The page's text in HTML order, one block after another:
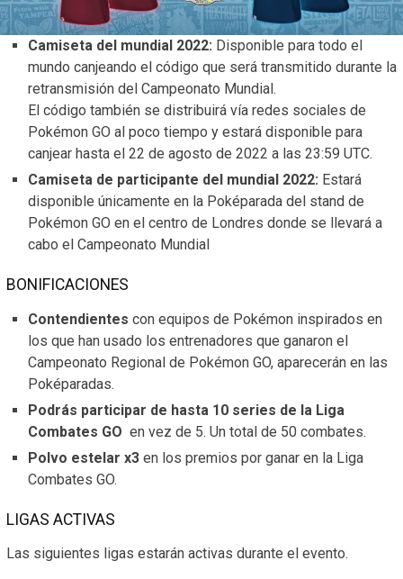
Camiseta del mundial 2022: Disponible para todo el
mundo canjeando el código que será transmitido durante la
retransmisión del Campeonato Mundial.
El código también se distribuirá vía redes sociales de
Pokémon GO al poco tiempo y estará disponible para
canjear hasta el 22 de agosto de 2022 a las 23:59 UTC.
Camiseta de participante del mundial 2022: Estará
disponible únicamente en la Poképarada del stand de
Pokémon GO en el centro de Londres donde se llevará a
cabo el Campeonato Mundial
BONIFICACIONES
Contendientes con equipos de Pokémon inspirados en
los que han usado los entrenadores que ganaron el
Campeonato Regional de Pokémon GO, aparecerán en las
Poképaradas.
Podrás participar de hasta 10 series de la Liga
Combates GO en vez de 5. Un total de 50 combates.
Polvo estelar x3 en los premios por ganar en la Liga
Combates GO.
LIGAS ACTIVAS
Las siguientes ligas estarán activas durante el evento.